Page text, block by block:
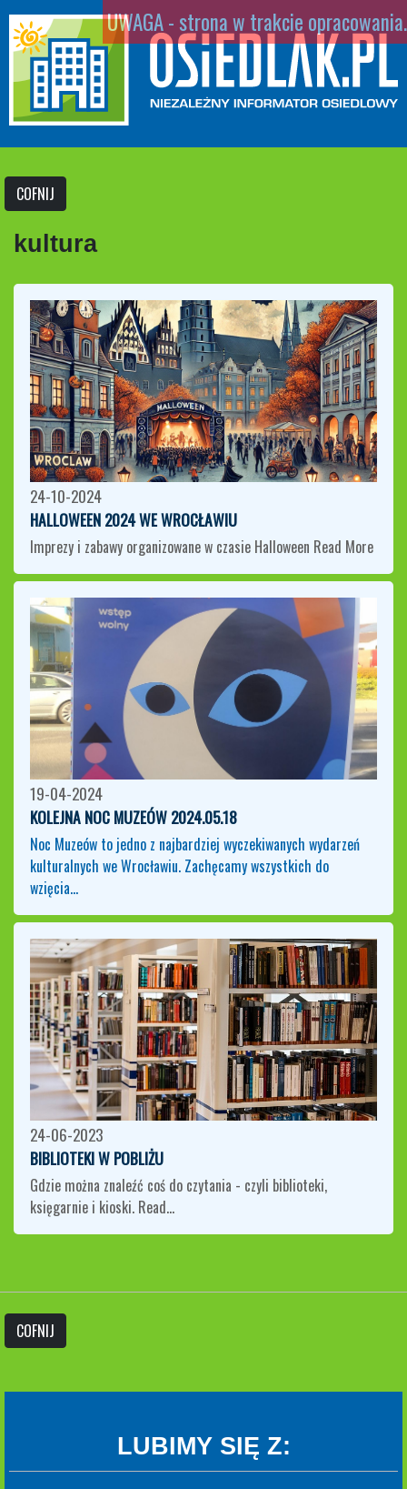
UWAGA - strona w trakcie opracowania.
COFNIJ
kultura
24-10-2024
HALLOWEEN 2024 WE WROCŁAWIU
Imprezy i zabawy organizowane w czasie Halloween Read More
19-04-2024
KOLEJNA NOC MUZEÓW 2024.05.18
Noc Muzeów to jedno z najbardziej wyczekiwanych wydarzeń
kulturalnych we Wrocławiu. Zachęcamy wszystkich do
wzięcia…
24-06-2023
BIBLIOTEKI W POBLIŻU
Gdzie można znaleźć coś do czytania - czyli biblioteki,
księgarnie i kioski. Read…
COFNIJ
LUBIMY SIĘ Z: